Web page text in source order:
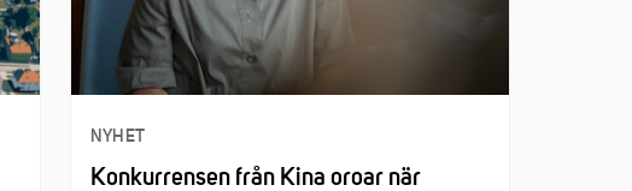
NYHET
Konkurrensen från Kina oroar när